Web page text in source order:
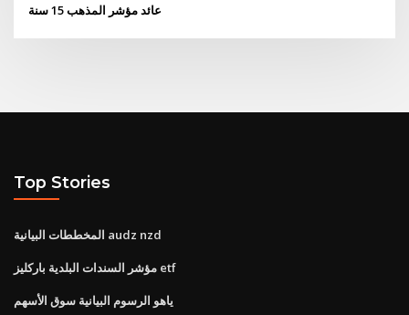
عائد مؤشر المذهب 15 سنة
Top Stories
المخططات البيانية audz nzd
مؤشر السندات البلدية باركليز etf
ياهو الرسوم البيانية سوق الأسهم